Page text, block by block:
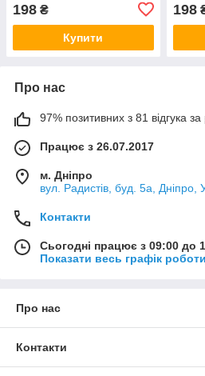
198 ₴
Купити
198
Про нас
97% позитивних з 81 відгука за
Працює з 26.07.2017
м. Дніпро
вул. Радистів, буд. 5а, Дніпро,
Контакти
Сьогодні працює з 09:00 до
Показати весь графік роботи
Про нас
Контакти